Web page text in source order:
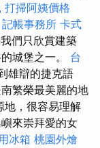
打掃阿姨價格
記帳事務所 卡式
們只欣賞建築
城堡之一。 台
雄辯的捷克語
繁榮最美麗的地
地，很容易理解
來崇拜愛的女
冰箱 桃園外燴